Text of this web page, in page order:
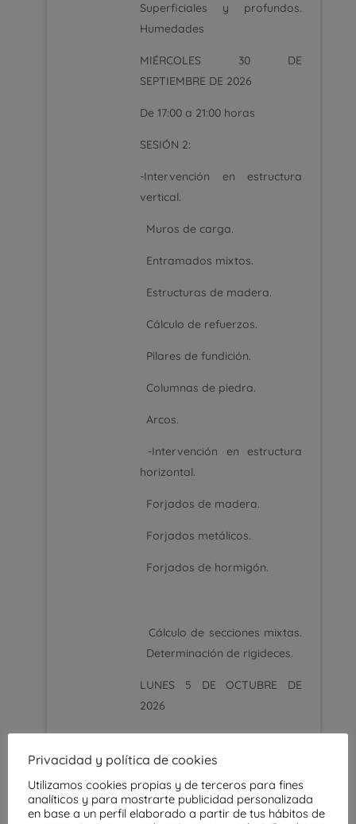
Superficiales y profundos.
Humedades
MIÉRCOLES 30 DE
SEPTIEMBRE DE 2026
De 17:00 a 21:00 horas
SESIÓN 2:
-Intervención en estructura
vertical.
Muros de carga.
Entramados mixtos.
Estructuras de madera.
Cálculo de refuerzos.
Pilares de fundición.
Columnas de piedra.
Arcos.
-Intervención en estructura
horizontal.
Forjados de madera.
Forjados metálicos.
Forjados de hormigón.
Cálculo de secciones mixtas.
Determinación de rigideces.
LUNES 5 DE OCTUBRE DE
2026
De 17:00 a 21:00 horas
SESIÓN 3:
-Actuaciones en escaleras.
Privacidad y política de cookies
Utilizamos cookies propias y de terceros para fines
analíticos y para mostrarte publicidad personalizada
en base a un perfil elaborado a partir de tus hábitos de